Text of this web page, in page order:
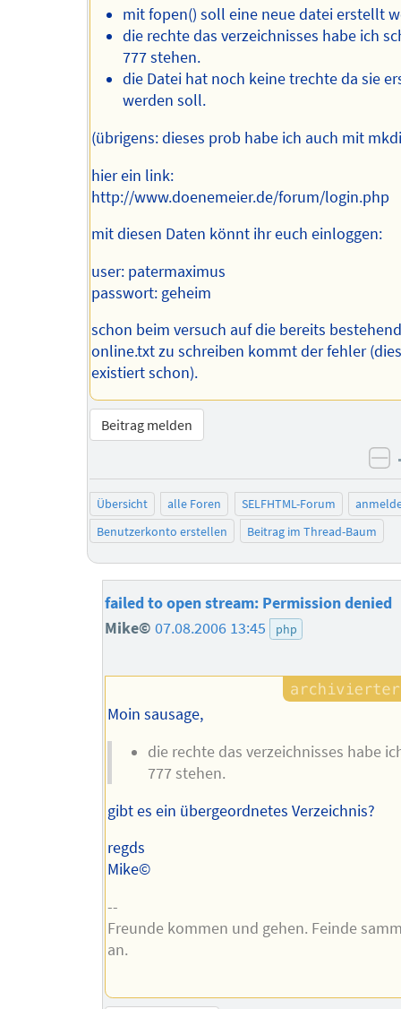
mit fopen() soll eine neue datei erstellt
die rechte das verzeichnisses habe ich
777 stehen.
die Datei hat noch keine trechte da sie
werden soll.
(übrigens: dieses prob habe ich auch mit
hier ein link:
http://www.doenemeier.de/forum/login.php
mit diesen Daten könnt ihr euch einloggen:
user: patermaximus
passwort: geheim
schon beim versuch auf die bereits
online.txt zu schreiben kommt der fehler
existiert schon).
Beitrag melden
Übersicht alle Foren SELFHTML-Forum
Benutzerkonto erstellen
Beitrag im Thread-Baum
failed to open stream: Permission denied
Mike©07.08.2006 13:45 php
Moin sausage,
die rechte das verzeichnisses habe
777 stehen.
gibt es ein übergeordnetes Verzeichnis?
regds
Mike©
--
Freunde kommen und gehen. Feinde
an.